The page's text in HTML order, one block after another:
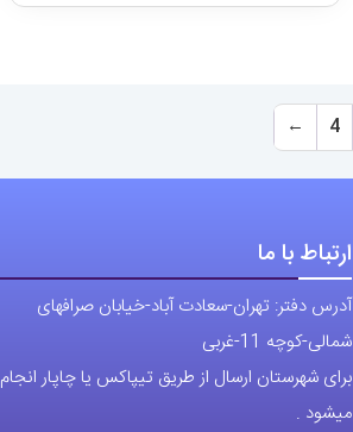
4
←
ارتباط با ما
آدرس دفتر: تهران-سعادت آباد-خیابان صرافهای
شمالی-کوچه 11-غربی
برای شهرستان ارسال از طریق تیپاکس یا چاپار انجام
میشود .